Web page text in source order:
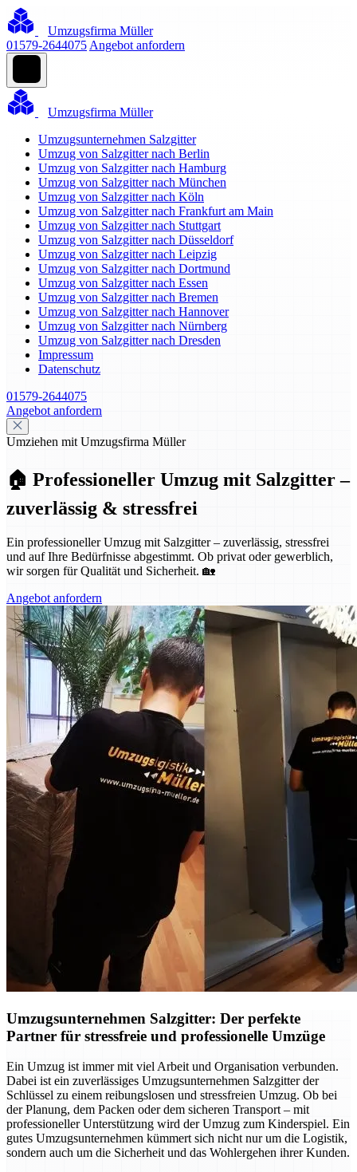
Umzugsfirma Müller
01579-2644075 Angebot anfordern
Umzugsfirma Müller
Umzugsunternehmen Salzgitter
Umzug von Salzgitter nach Berlin
Umzug von Salzgitter nach Hamburg
Umzug von Salzgitter nach München
Umzug von Salzgitter nach Köln
Umzug von Salzgitter nach Frankfurt am Main
Umzug von Salzgitter nach Stuttgart
Umzug von Salzgitter nach Düsseldorf
Umzug von Salzgitter nach Leipzig
Umzug von Salzgitter nach Dortmund
Umzug von Salzgitter nach Essen
Umzug von Salzgitter nach Bremen
Umzug von Salzgitter nach Hannover
Umzug von Salzgitter nach Nürnberg
Umzug von Salzgitter nach Dresden
Impressum
Datenschutz
01579-2644075
Angebot anfordern
Umziehen mit Umzugsfirma Müller
🏠 Professioneller Umzug mit Salzgitter –
zuverlässig & stressfrei
Ein professioneller Umzug mit Salzgitter – zuverlässig, stressfrei
und auf Ihre Bedürfnisse abgestimmt. Ob privat oder gewerblich,
wir sorgen für Qualität und Sicherheit. 🏡
Angebot anfordern
Umzugsunternehmen Salzgitter: Der perfekte
Partner für stressfreie und professionelle Umzüge
Ein Umzug ist immer mit viel Arbeit und Organisation verbunden.
Dabei ist ein zuverlässiges Umzugsunternehmen Salzgitter der
Schlüssel zu einem reibungslosen und stressfreien Umzug. Ob bei
der Planung, dem Packen oder dem sicheren Transport – mit
professioneller Unterstützung wird der Umzug zum Kinderspiel. Ein
gutes Umzugsunternehmen kümmert sich nicht nur um die Logistik,
sondern auch um die Sicherheit und das Wohlergehen ihrer Kunden.